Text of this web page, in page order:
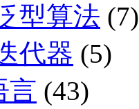
型算法 (7)
代器 (5)
言 (43)